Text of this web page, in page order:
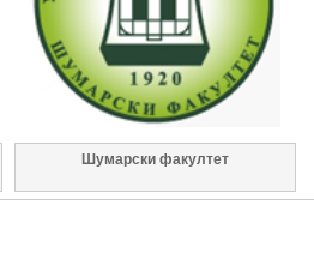
Шумарски факултет